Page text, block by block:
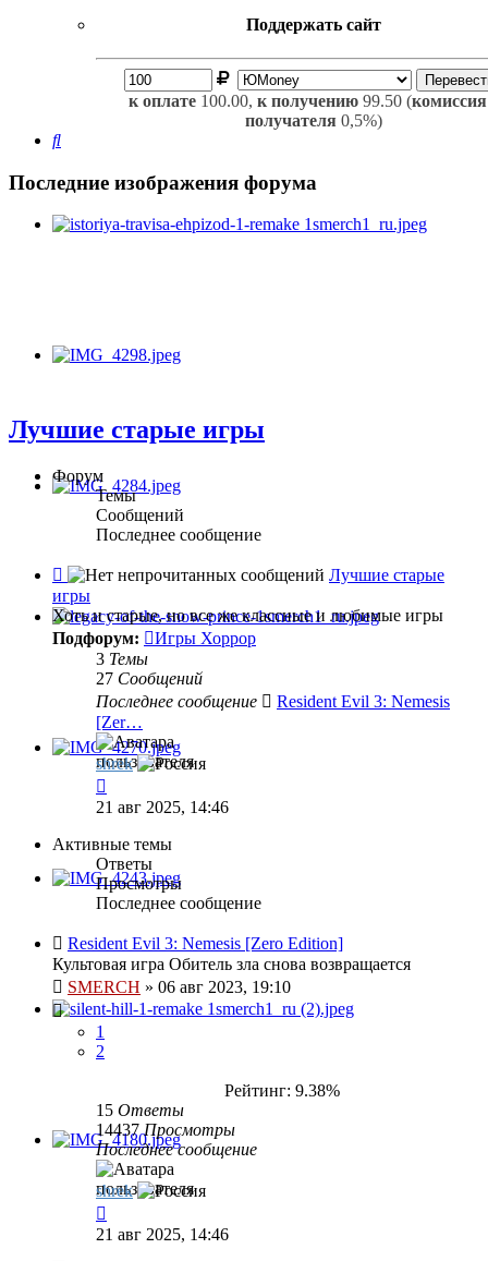
Поддержать сайт
к оплате 100.00, к получению 99.50 (
получателя 0,5%)
Поиск
Последние изображения форума
Лучшие старые игры
Форум
Темы
Сообщений
Последнее сообщение
Канал
-
Лучшие
старые
игры
Лучшие старые
игры
Хоть и старые, но все же классные и любимые игры
Подфорум:
Игры Хоррор
3 Темы
27 Сообщений
Последнее сообщение
Resident Evil 3: Nemesis
[Zer…
shrek
к
последнему
сообщению
21 авг 2025, 14:46
Активные темы
Ответы
Просмотры
Последнее сообщение
Resident Evil 3: Nemesis [Zero Edition]
Культовая игра Обитель зла снова возвращается
SMERCH » 06 авг 2023, 19:10
1
2
Рейтинг: 9.38%
15 Ответы
14437Просмотры
Последнее сообщение
shrek
21 авг 2025, 14:46